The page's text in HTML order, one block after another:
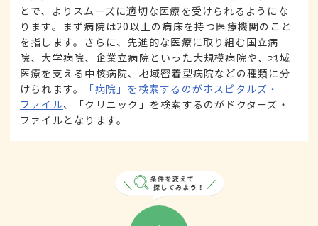
とで、よりスムーズに適切な医療を受けられるようにな
ります。まず病院は20以上の病床を持つ医療機関のこと
を指します。さらに、先進的な医療に取り組む国立病
院、大学病院、企業立病院といった大規模病院や、地域
医療を支える中核病院、地域密着型病院などの種類に分
けられます。
「病院」を検索するのがホスピタルズ・
ファイル、「クリニック」を検索するのがドクターズ・
ファイルとなります。